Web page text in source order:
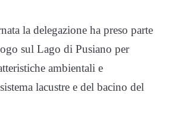
la delegazione ha preso parte
sul Lago di Pusiano per
ambientali e
lacustre e del bacino del